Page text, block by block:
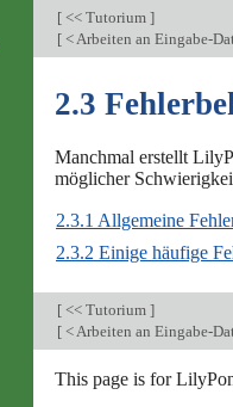
[ << Tutorium ]
[ < Arbeiten an Eingabe-
2.3
Manchmal erstellt
möglicher
2.3.1 Allgemeine
2.3.2 Einige häufige
[ << Tutorium ]
[ < Arbeiten an Eingabe-
This page is for